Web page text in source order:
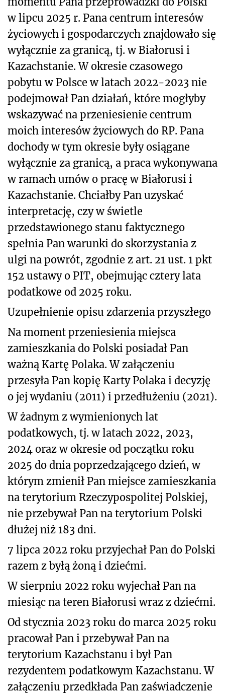
w lipcu 2025 r. Pana centrum interesów
życiowych i gospodarczych znajdowało się
wyłącznie za granicą, tj. w Białorusi i
Kazachstanie. W okresie czasowego
pobytu w Polsce w latach 2022-2023 nie
podejmował Pan działań, które mogłyby
wskazywać na przeniesienie centrum
moich interesów życiowych do RP. Pana
dochody w tym okresie były osiągane
wyłącznie za granicą, a praca wykonywana
w ramach umów o pracę w Białorusi i
Kazachstanie. Chciałby Pan uzyskać
interpretację, czy w świetle
przedstawionego stanu faktycznego
spełnia Pan warunki do skorzystania z
ulgi na powrót, zgodnie z art. 21 ust. 1 pkt
152 ustawy o PIT, obejmując cztery lata
podatkowe od 2025 roku.
Uzupełnienie opisu zdarzenia przyszłego
Na moment przeniesienia miejsca
zamieszkania do Polski posiadał Pan
ważną Kartę Polaka. W załączeniu
przesyła Pan kopię Karty Polaka i decyzję
o jej wydaniu (2011) i przedłużeniu (2021).
W żadnym z wymienionych lat
podatkowych, tj. w latach 2022, 2023,
2024 oraz w okresie od początku roku
2025 do dnia poprzedzającego dzień, w
którym zmienił Pan miejsce zamieszkania
na terytorium Rzeczypospolitej Polskiej,
nie przebywał Pan na terytorium Polski
dłużej niż 183 dni.
7 lipca 2022 roku przyjechał Pan do Polski
razem z byłą żoną i dziećmi.
W sierpniu 2022 roku wyjechał Pan na
miesiąc na teren Białorusi wraz z dziećmi.
Od stycznia 2023 roku do marca 2025 roku
pracował Pan i przebywał Pan na
terytorium Kazachstanu i był Pan
rezydentem podatkowym Kazachstanu. W
załączeniu przedkłada Pan zaświadczenie